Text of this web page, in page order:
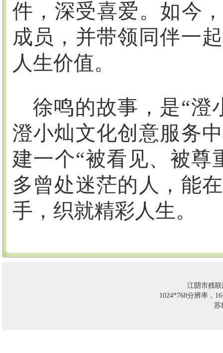
件，深受喜爱。如今
成员，并带领同伴一
人生价值。
徐鸣的故事，是“澄
澄小灿文化创意服务
建一个“被看见、被尊
多曾处迷茫的人，能
手，织就精彩人生。
江阴市残
1024*768分辨率，
苏